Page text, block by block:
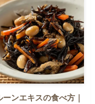
ーンエキスの食べ方｜